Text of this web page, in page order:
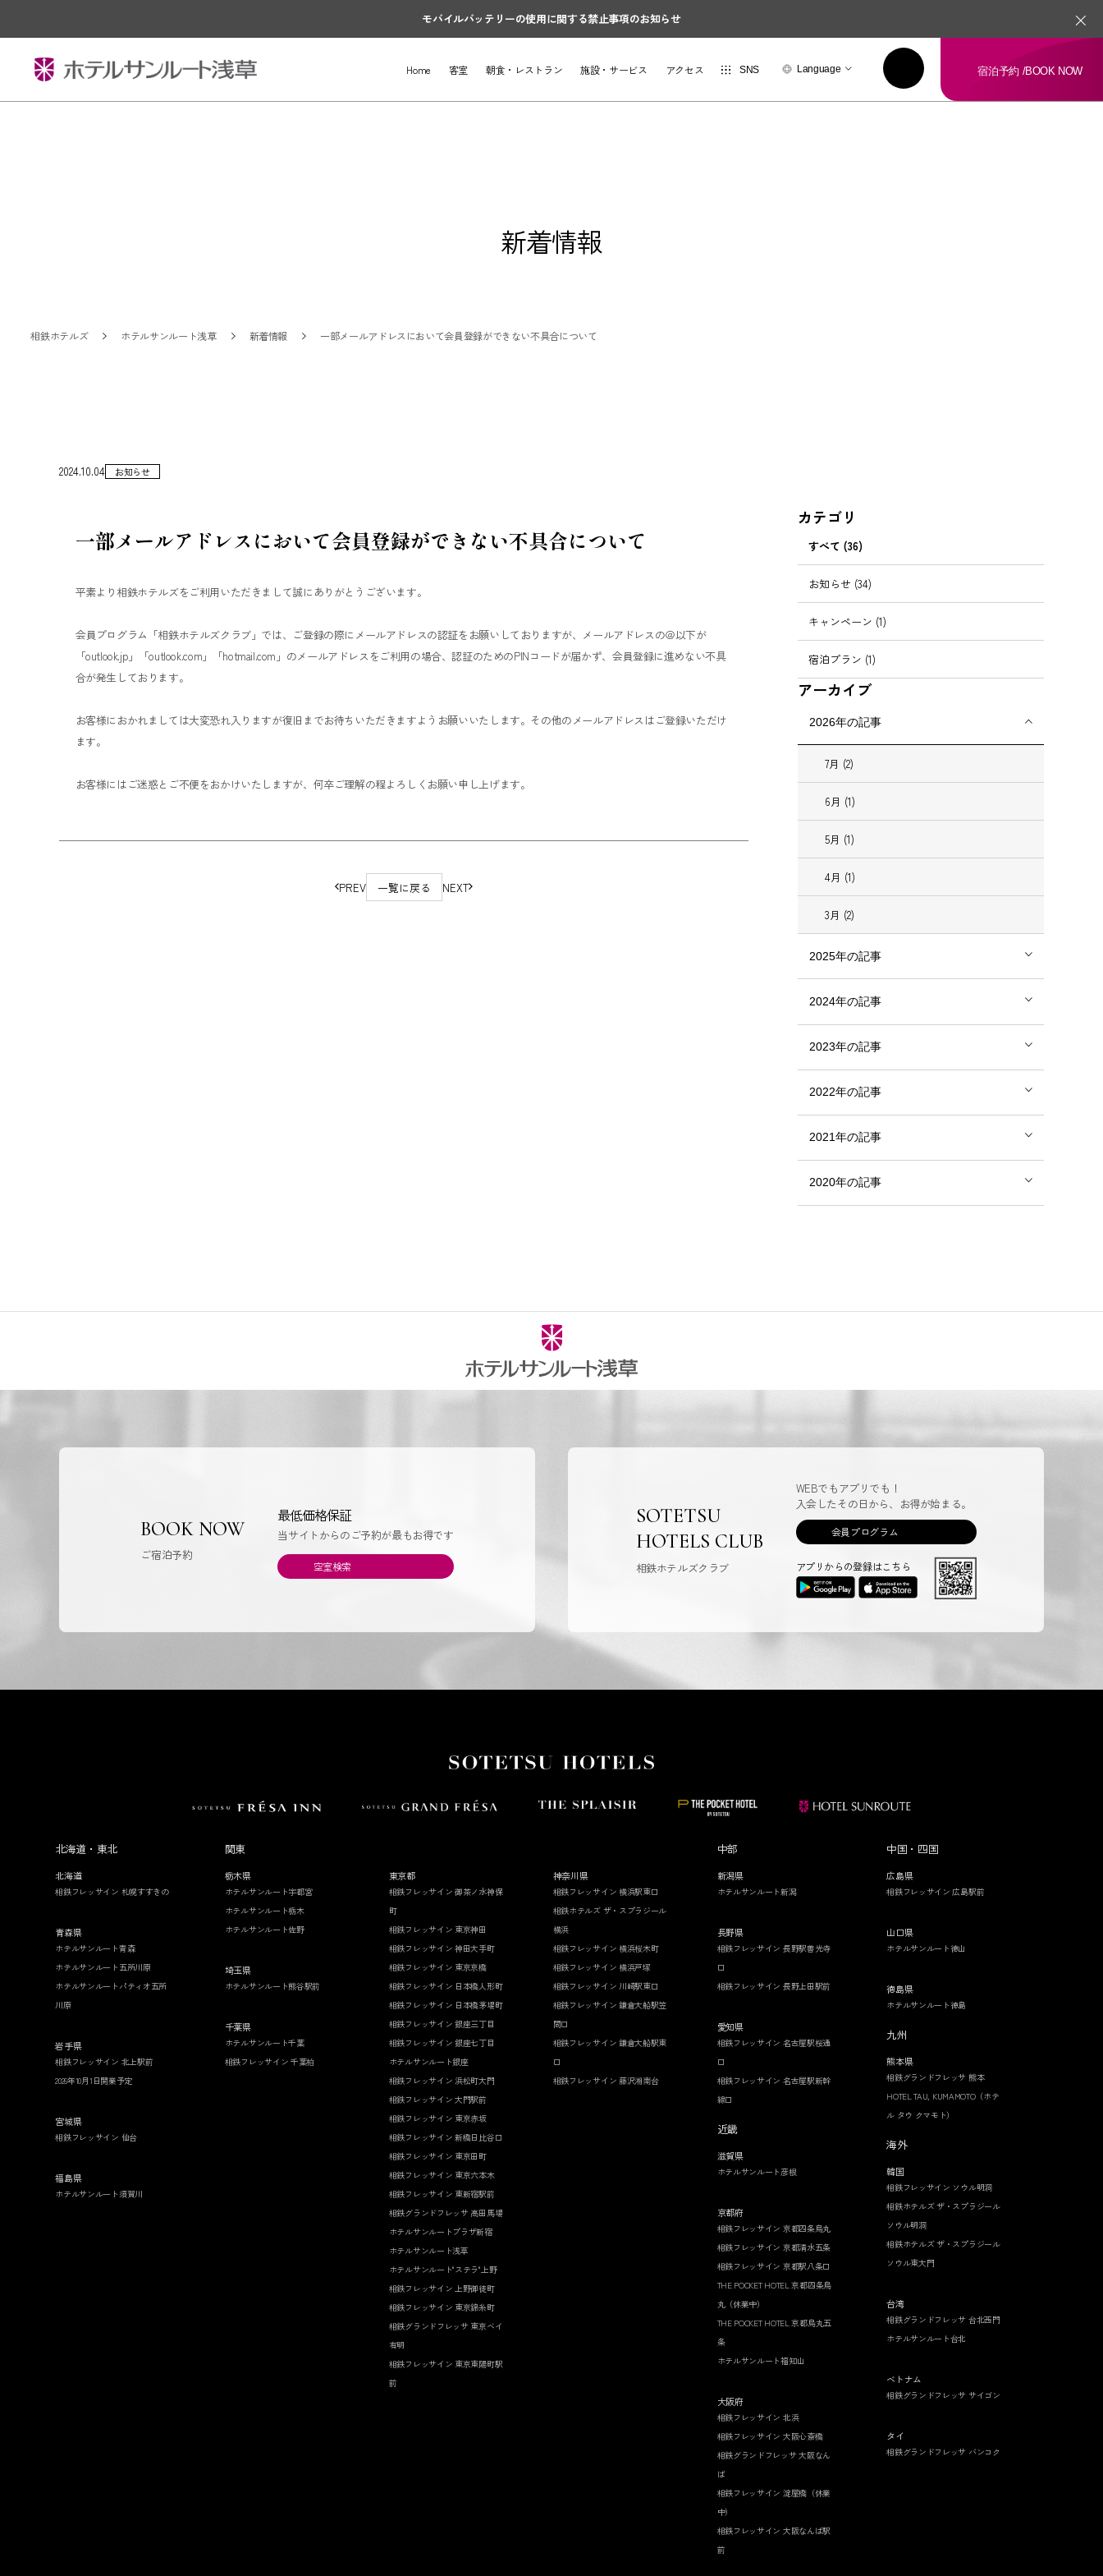
モバイルバッテリーの使用に関する禁止事項のお知らせ
Home 客室 朝食・レストラン 施設・サービス アクセス SNS Language 宿泊予約 /BOOK NOW
新着情報
相鉄ホテルズ ホテルサンルート浅草 新着情報 一部メールアドレスにおいて会員登録ができない不具合について
2024.10.04 お知らせ
一部メールアドレスにおいて会員登録ができない不具合について
平素より相鉄ホテルズをご利用いただきまして誠にありがとうございます。
会員プログラム「相鉄ホテルズクラブ」では、ご登録の際にメールアドレスの認証をお願いしておりますが、メールアドレスの＠以下が
「outlook.jp」「outlook.com」「hotmail.com」のメールアドレスをご利用の場合、認証のためのPINコードが届かず、会員登録に進めない不具
合が発生しております。
お客様におかれましては大変恐れ入りますが復旧までお待ちいただきますようお願いいたします。その他のメールアドレスはご登録いただけ
ます。
お客様にはご迷惑とご不便をおかけいたしますが、何卒ご理解の程よろしくお願い申し上げます。
PREV 一覧に戻る NEXT
カテゴリ
すべて (36)
お知らせ (34)
キャンペーン (1)
宿泊プラン (1)
アーカイブ
2026年の記事
7月 (2)
6月 (1)
5月 (1)
4月 (1)
3月 (2)
2025年の記事
2024年の記事
2023年の記事
2022年の記事
2021年の記事
2020年の記事
BOOK NOW
ご宿泊予約
最低価格保証
当サイトからのご予約が最もお得です
空室検索
SOTETSU
HOTELS CLUB
相鉄ホテルズクラブ
WEBでもアプリでも！
入会したその日から、お得が始まる。
会員プログラム
アプリからの登録はこちら
北海道・東北
北海道
相鉄フレッサイン 札幌すすきの
青森県
ホテルサンルート青森
ホテルサンルート五所川原
ホテルサンルートパティオ五所
川原
岩手県
相鉄フレッサイン 北上駅前
2026年10月1日開業予定
宮城県
相鉄フレッサイン 仙台
福島県
ホテルサンルート須賀川
関東
栃木県
ホテルサンルート宇都宮
ホテルサンルート栃木
ホテルサンルート佐野
埼玉県
ホテルサンルート熊谷駅前
千葉県
ホテルサンルート千葉
相鉄フレッサイン 千葉柏
東京都
相鉄フレッサイン 御茶ノ水神保
町
相鉄フレッサイン 東京神田
相鉄フレッサイン 神田大手町
相鉄フレッサイン 東京京橋
相鉄フレッサイン 日本橋人形町
相鉄フレッサイン 日本橋茅場町
相鉄フレッサイン 銀座三丁目
相鉄フレッサイン 銀座七丁目
ホテルサンルート銀座
相鉄フレッサイン 浜松町大門
相鉄フレッサイン 大門駅前
相鉄フレッサイン 東京赤坂
相鉄フレッサイン 新橋日比谷口
相鉄フレッサイン 東京田町
相鉄フレッサイン 東京六本木
相鉄フレッサイン 東新宿駅前
相鉄グランドフレッサ 高田馬場
ホテルサンルートプラザ新宿
ホテルサンルート浅草
ホテルサンルート"ステラ"上野
相鉄フレッサイン 上野御徒町
相鉄フレッサイン 東京錦糸町
相鉄グランドフレッサ 東京ベイ
有明
相鉄フレッサイン 東京東陽町駅
前
神奈川県
相鉄フレッサイン 横浜駅東口
相鉄ホテルズ ザ・スプラジール
横浜
相鉄フレッサイン 横浜桜木町
相鉄フレッサイン 横浜戸塚
相鉄フレッサイン 川崎駅東口
相鉄フレッサイン 鎌倉大船駅笠
間口
相鉄フレッサイン 鎌倉大船駅東
口
相鉄フレッサイン 藤沢湘南台
中部
新潟県
ホテルサンルート新潟
長野県
相鉄フレッサイン 長野駅善光寺
口
相鉄フレッサイン 長野上田駅前
愛知県
相鉄フレッサイン 名古屋駅桜通
口
相鉄フレッサイン 名古屋駅新幹
線口
近畿
滋賀県
ホテルサンルート彦根
京都府
相鉄フレッサイン 京都四条烏丸
相鉄フレッサイン 京都清水五条
相鉄フレッサイン 京都駅八条口
THE POCKET HOTEL 京都四条烏
丸（休業中）
THE POCKET HOTEL 京都烏丸五
条
ホテルサンルート福知山
大阪府
相鉄フレッサイン 北浜
相鉄フレッサイン 大阪心斎橋
相鉄グランドフレッサ 大阪なん
ば
相鉄フレッサイン 淀屋橋（休業
中）
相鉄フレッサイン 大阪なんば駅
前
中国・四国
広島県
相鉄フレッサイン 広島駅前
山口県
ホテルサンルート徳山
徳島県
ホテルサンルート徳島
九州
熊本県
相鉄グランドフレッサ 熊本
HOTEL TAU, KUMAMOTO（ホテ
ル タウ クマモト）
海外
韓国
相鉄フレッサイン ソウル明洞
相鉄ホテルズ ザ・スプラジール
ソウル明洞
相鉄ホテルズ ザ・スプラジール
ソウル東大門
台湾
相鉄グランドフレッサ 台北西門
ホテルサンルート台北
ベトナム
相鉄グランドフレッサ サイゴン
タイ
相鉄グランドフレッサ バンコク